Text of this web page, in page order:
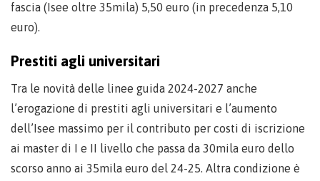
fascia (Isee oltre 35mila) 5,50 euro (in precedenza 5,10
euro).
Prestiti agli universitari
Tra le novità delle linee guida 2024-2027 anche
l’erogazione di prestiti agli universitari e l’aumento
dell’Isee massimo per il contributo per costi di iscrizione
ai master di I e II livello che passa da 30mila euro dello
scorso anno ai 35mila euro del 24-25. Altra condizione è